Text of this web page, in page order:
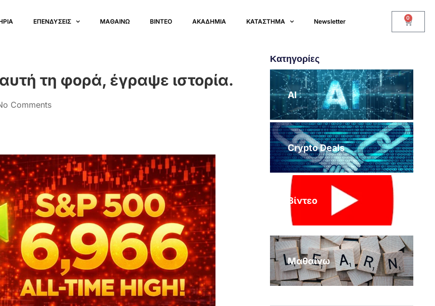
ΕΠΕΝΔΥΣΕΙΣ ΜΑΘΑΙΝΩ ΒΙΝΤΕΟ ΑΚΑΔΗΜΙΑ ΚΑΤΑΣΤΗΜΑ Newsletter 0
τη φορά, έγραψε ιστορία.
Comments
Κατηγορίες
AI
Crypto Deals
Βίντεο
Μαθαίνω